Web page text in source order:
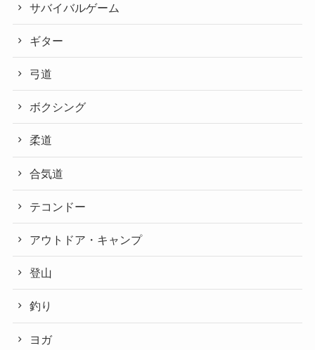
サバイバルゲーム
ギター
弓道
ボクシング
柔道
合気道
テコンドー
アウトドア・キャンプ
登山
釣り
ヨガ